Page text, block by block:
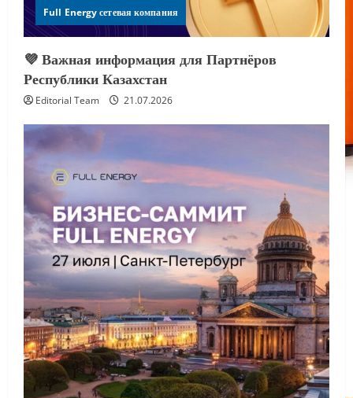
Full Energy сетевая компания
💜 Важная информация для Партнёров
Республики Казахстан
Editorial Team 21.07.2026